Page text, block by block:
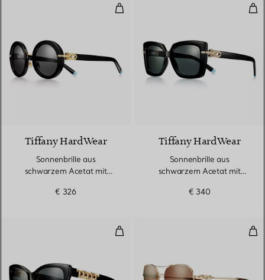
Sonnenbrille aus schwarzem
Tiffany HardWear
Sonnenbrille aus
schwarzem Acetat mit
€ 326
Tiffany HardWear
Sonnenbrille aus
schwarzem Acetat mit
€ 340
Sonnenbrille aus schwarzem